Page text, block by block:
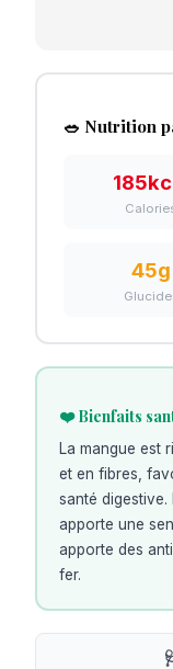
🥗 Nutrition
185
45g
❤️ Bienfaits
La mangue est
et en fibres,
santé
apporte une
apporte des
fer.